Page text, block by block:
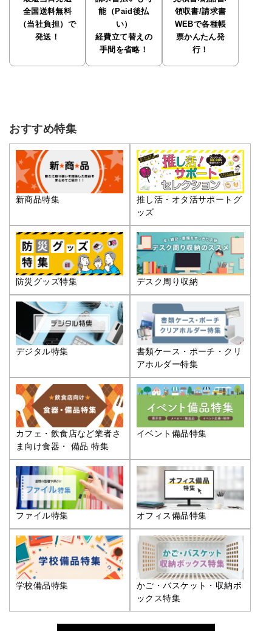
全国送料無料
（当社負担）で
発送！
能（Paid後払
い）
経費立て替えの
手間を省略！
領収書/請求書
WEBで各種帳
票かんたん発
行！
おすすめ特集
新商品特集
推し活・オタ活サポートグ
ッズ
防災グッズ特集 デスク周り収納
デジタル特集
書類ケース・ポーチ・クリ
アホルダー特集
カフェ・飲食店など業者さ
ま向け食器・ 備品 特集
イベント備品特集
ファイル特集 オフィス備品特集
学校備品特集
かご・バスケット・収納ボ
ックス特集